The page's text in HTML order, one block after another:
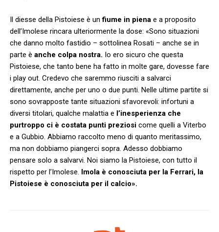
Il diesse della Pistoiese è unfiume in piena e a proposito
dell’Imolese rincara ulteriormente la dose: «Sono situazioni
che danno molto fastidio – sottolinea Rosati – anche se in
parte è anche colpa nostra. Io ero sicuro che questa
Pistoiese, che tanto bene ha fatto in molte gare, dovesse fare
i play out. Credevo che saremmo riusciti a salvarci
direttamente, anche per uno o due punti. Nelle ultime partite si
sono sovrapposte tante situazioni sfavorevoli: infortuni a
diversi titolari, qualche malattia e l’inesperienza che
purtroppo ci è costata punti preziosi come quelli a Viterbo
e a Gubbio. Abbiamo raccolto meno di quanto meritassimo,
ma non dobbiamo piangerci sopra. Adesso dobbiamo
pensare solo a salvarvi. Noi siamo la Pistoiese, con tutto il
rispetto per l’Imolese. Imola è conosciuta per la Ferrari, la
Pistoiese è conosciuta per il calcio».